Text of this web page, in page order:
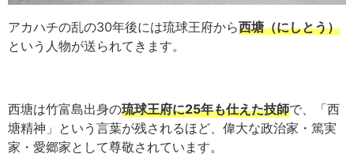
アカハチの乱の30年後には琉球王府から西塘（にしとう）
という人物が送られてきます。
西塘は竹富島出身の琉球王府に25年も仕えた技師で、「西
塘精神」という言葉が残されるほど、偉大な政治家・篤実
家・愛郷家として尊敬されています。